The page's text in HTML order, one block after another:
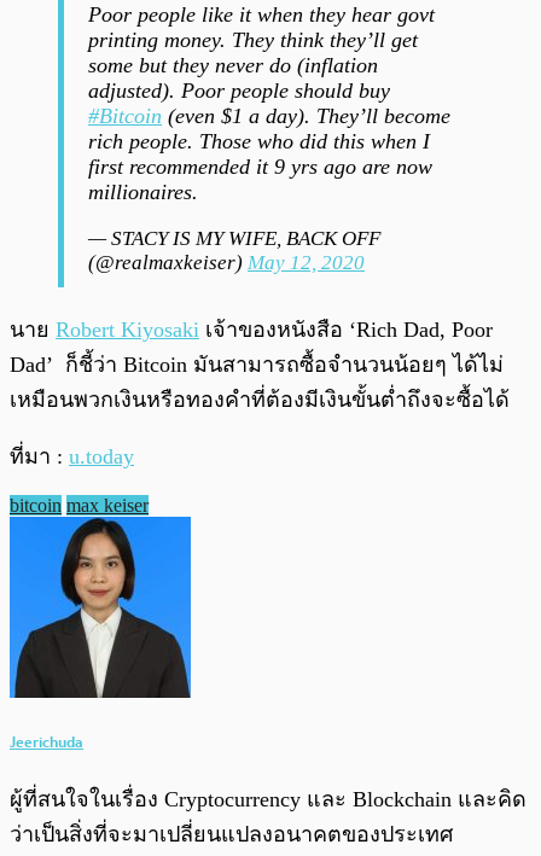
Poor people like it when they hear govt
printing money. They think they’ll get
some but they never do (inflation
adjusted). Poor people should buy
#Bitcoin (even $1 a day). They’ll become
rich people. Those who did this when I
first recommended it 9 yrs ago are now
millionaires.
— STACY IS MY WIFE, BACK OFF
(@realmaxkeiser) May 12, 2020
นาย Robert Kiyosaki เจ้าของหนังสือ ‘Rich Dad, Poor
Dad’ ก็ชี้ว่า Bitcoin มันสามารถซื้อจำนวนน้อยๆ ได้ไม่
เหมือนพวกเงินหรือทองคำที่ต้องมีเงินขั้นต่ำถึงจะซื้อได้
ที่มา : u.today
bitcoin max keiser
Jeerichuda
ผู้ที่สนใจในเรื่อง Cryptocurrency และ Blockchain และคิด
ว่าเป็นสิ่งที่จะมาเปลี่ยนแปลงอนาคตของประเทศ